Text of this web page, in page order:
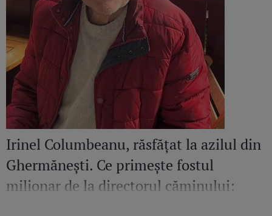
Irinel Columbeanu, răsfățat la azilul din
Ghermănești. Ce primește fostul
milionar de la directorul căminului: